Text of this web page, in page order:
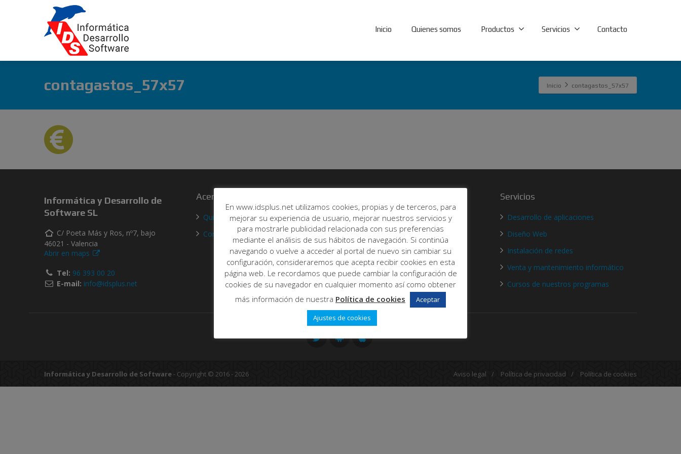
Inicio Quienes somos Productos Servicios Contacto
contagastos_57x57 Inicio contagastos_57x57
Informática y Desarrollo de
Software SL
C/ Poeta Más y Ros, nº7, bajo
46021 - Valencia
Abrir en maps
Tel: 96 393 00 20
E-mail: info@idsplus.net
Acerca de nosotros
Quienes somos
Contacto
Fincasplus Elite
TuAdministrador.es
GesDocumental
Telcomplus
GesEmpresas
Servicios
Desarrollo de aplicaciones
Diseño Web
Instalación de redes
Venta y mantenimiento informático
Cursos de nuestros programas
Informática y Desarrollo de Software - Copyright © 2016 - 2026 Aviso legal / Política de privacidad / Política de cookies
En www.idsplus.net utilizamos cookies, propias y de terceros, para
mejorar su experiencia de usuario, mejorar nuestros servicios y
para mostrarle publicidad relacionada con sus preferencias
mediante el análisis de sus hábitos de navegación. Si continúa
navegando o vuelve a acceder al portal de nuevo sin cambiar su
configuración, consideraremos que acepta recibir cookies en esta
página web. Le recordamos que puede cambiar la configuración de
cookies de su navegador en cualquier momento así como obtener
más información de nuestra Política de cookies
Aceptar
Ajustes de cookies